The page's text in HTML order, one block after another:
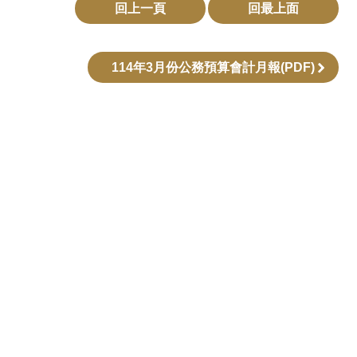
回上一頁 回最上面
114年3月份公務預算會計月報(PDF)